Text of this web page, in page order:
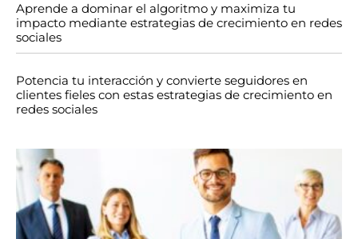
Aprende a dominar el algoritmo y maximiza tu
impacto mediante estrategias de crecimiento en redes
sociales
Potencia tu interacción y convierte seguidores en
clientes fieles con estas estrategias de crecimiento en
redes sociales